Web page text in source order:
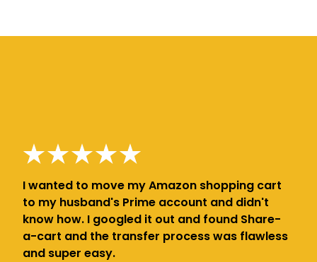
I wanted to move my Amazon shopping cart
to my husband's Prime account and didn't
know how. I googled it out and found Share-
a-cart and the transfer process was flawless
and super easy.